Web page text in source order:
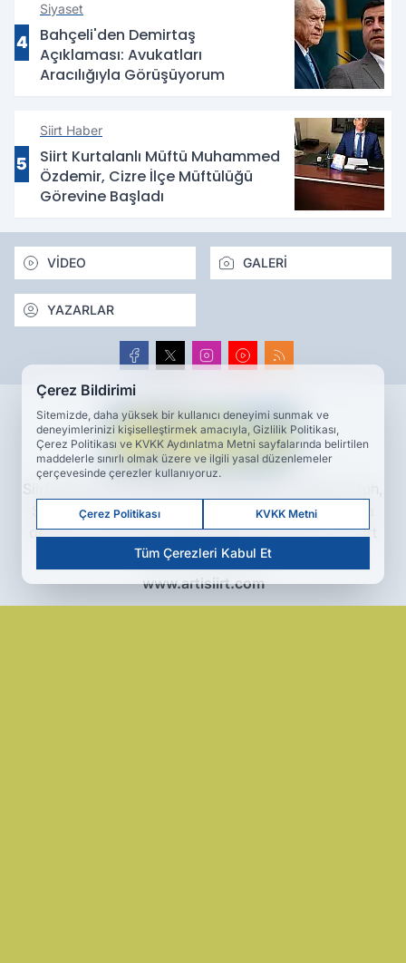
4
Siyaset
Bahçeli'den Demirtaş
Açıklaması: Avukatları
Aracılığıyla Görüşüyorum
5
Siirt Haber
Siirt Kurtalanlı Müftü Muhammed
Özdemir, Cizre İlçe Müftülüğü
Görevine Başladı
VİDEO GALERİ
YAZARLAR
Siirt haberleri, son dakika gelişmeleri, Kurtalan, Eruh,
Şirvan ve Pervari’den güncel haberler; yapay zeka
destekli analizler ve keşif odaklı içeriklerle Artı Siirt
Haber Ajansı’nda.
www.artisiirt.com
Çerez Bildirimi
Sitemizde, daha yüksek bir kullanıcı deneyimi sunmak ve
deneyimlerinizi kişiselleştirmek amacıyla, Gizlilik Politikası,
Çerez Politikası ve KVKK Aydınlatma Metni sayfalarında belirtilen
maddelerle sınırlı olmak üzere ve ilgili yasal düzenlemeler
çerçevesinde çerezler kullanıyoruz.
Çerez Politikası KVKK Metni
Tüm Çerezleri Kabul Et